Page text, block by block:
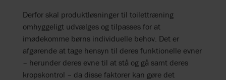
Derfor skal produktløsninger til toilettræning
omhyggeligt udvælges og tilpasses for at
imødekomme børns individuelle behov. Det er
afgørende at tage hensyn til deres funktionelle evner
– herunder deres evne til at stå og gå samt deres
kropskontrol – da disse faktorer kan gøre det